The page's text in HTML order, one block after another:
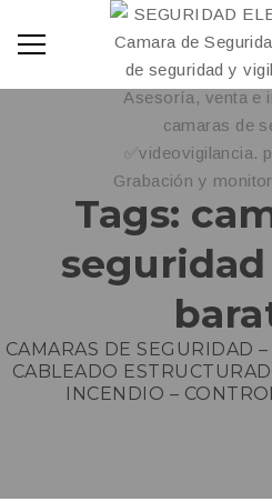
Tags:
CAMARAS DE SEGURIDAD
CABLEADO
INCENDIO –